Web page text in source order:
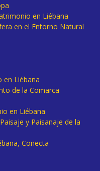
en Liébana
en el Entorno Natural
en Liébana
de la Comarca
en Liébana
y Paisanaje de la
Conecta